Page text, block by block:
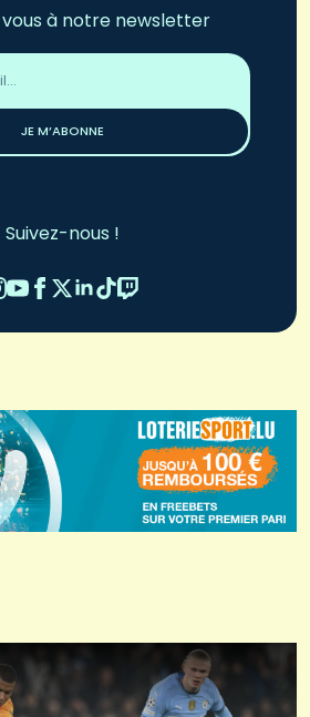
à notre newsletter
JE M’ABONNE
Suivez-nous !